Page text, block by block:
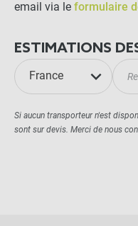
email via le formulaire
ESTIMATIONS
France
Si aucun transporteur n'est
sont sur devis. Merci de nous